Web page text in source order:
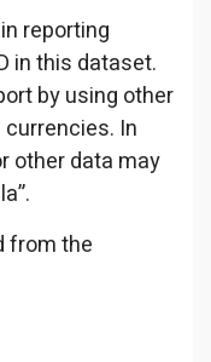
reporting
in this dataset.
by using other
In
other data may
from the